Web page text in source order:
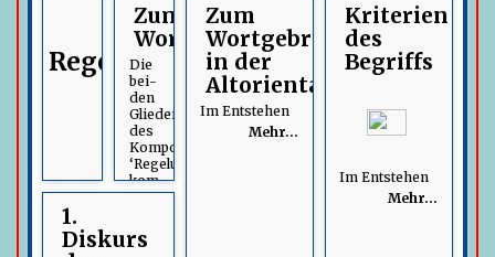
Regelungsregime
Zum
Wort
Die
bei­
den
Glieder
des
Kompositums
‘Regelungsregime’
kom­
bi­nie­
Ausdrücke
1.
Diskurs
Zum
Wortgebrauch
in der
Altorientalistik
Im Entstehen
Mehr…
Kriterien
des
Begriffs
Im Entstehen
Mehr…